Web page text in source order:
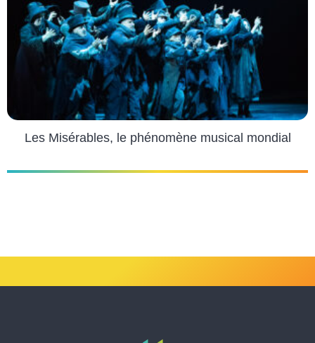
Les Misérables, le phénomène musical mondial